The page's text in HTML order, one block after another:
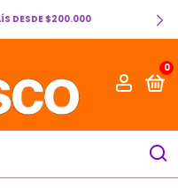
DESDE $200.000
0